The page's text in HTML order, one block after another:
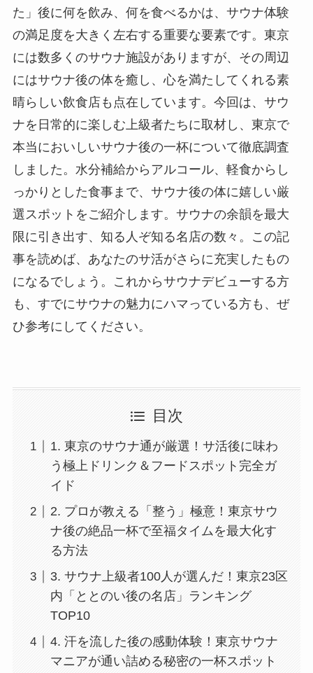
た」後に何を飲み、何を食べるかは、サウナ体験
の満足度を大きく左右する重要な要素です。東京
には数多くのサウナ施設がありますが、その周辺
にはサウナ後の体を癒し、心を満たしてくれる素
晴らしい飲食店も点在しています。今回は、サウ
ナを日常的に楽しむ上級者たちに取材し、東京で
本当においしいサウナ後の一杯について徹底調査
しました。水分補給からアルコール、軽食からし
っかりとした食事まで、サウナ後の体に嬉しい厳
選スポットをご紹介します。サウナの余韻を最大
限に引き出す、知る人ぞ知る名店の数々。この記
事を読めば、あなたのサ活がさらに充実したもの
になるでしょう。これからサウナデビューする方
も、すでにサウナの魅力にハマっている方も、ぜ
ひ参考にしてください。
目次
1. 東京のサウナ通が厳選！サ活後に味わ
う極上ドリンク＆フードスポット完全ガ
イド
2. プロが教える「整う」極意！東京サウ
ナ後の絶品一杯で至福タイムを最大化す
る方法
3. サウナ上級者100人が選んだ！東京23区
内「ととのい後の名店」ランキング
TOP10
4. 汗を流した後の感動体験！東京サウナ
マニアが通い詰める秘密の一杯スポット